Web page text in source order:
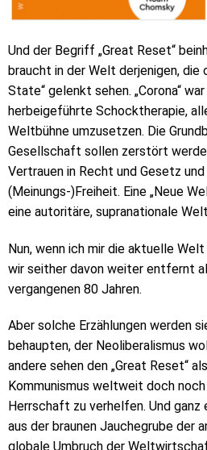
Und der Begriff „Great Reset“
braucht in der Welt derjenigen, die
State“ gelenkt sehen. „Corona“
herbeigeführte Schocktherapie,
Weltbühne umzusetzen. Die
Gesellschaft sollen zerstört
Vertrauen in Recht und Gesetz
(Meinungs-)Freiheit. Eine „Neue
eine autoritäre, supranationale
Nun, wenn ich mir die aktuelle
wir seither davon weiter entfernt
vergangenen 80 Jahren.
Aber solche Erzählungen werden
behaupten, der Neoliberalismus
andere sehen den „Great Reset“
Kommunismus weltweit doch
Herrschaft zu verhelfen. Und
aus der braunen Jauchegrube der
globale Umbruch der